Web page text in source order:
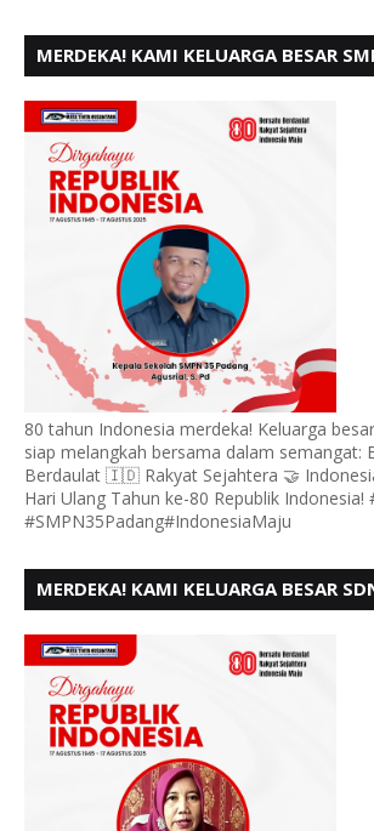
MERDEKA! KAMI KELUARGA BESAR
80 tahun Indonesia merdeka! Keluarga
siap melangkah bersama dalam semangat:
Berdaulat 🇮🇩 Rakyat Sejahtera 🤝
Hari Ulang Tahun ke-80 Republik Indonesia!
#SMPN35Padang#IndonesiaMaju
MERDEKA! KAMI KELUARGA BESAR
HUT RI KE - 80,